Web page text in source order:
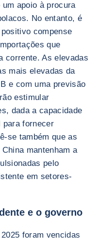
apoio à procura
No entanto, é
compense
que
corrente. As elevadas
mais elevadas da
e com uma previsão
estimular
dada a capacidade
para fornecer
se também que as
mantenham a
pelo
em setores-
e o governo
foram vencidas